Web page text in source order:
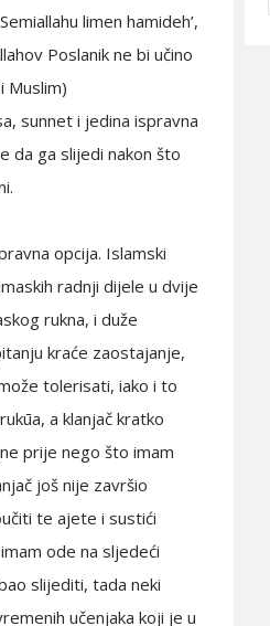
limen hamideh’,
Poslanik ne bi učino
Muslim)
sunnet i jedina ispravna
da ga slijedi nakon što
radnji dijele u dvije
rukna, i duže
kraće zaostajanje,
tolerisati, iako i to
a klanjač kratko
prije nego što imam
još nije završio
te ajete i sustići
ode na sljedeći
slijediti, tada neki
učenjaka koji je u